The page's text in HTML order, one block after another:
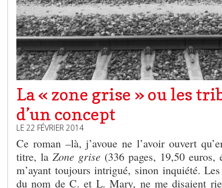
La « zone grise » ou les
d’un concept
LE 22 FÉVRIER 2014
Ce roman –là, j’avoue ne l’avoir ouvert
titre, la Zone grise (336 pages, 19,50
m’ayant toujours intrigué, sinon inquiété.
du nom de C. et L. Mary, ne me disaient